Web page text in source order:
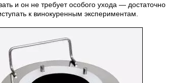
и он не требует особого ухода — достаточно
к винокуренным экспериментам.